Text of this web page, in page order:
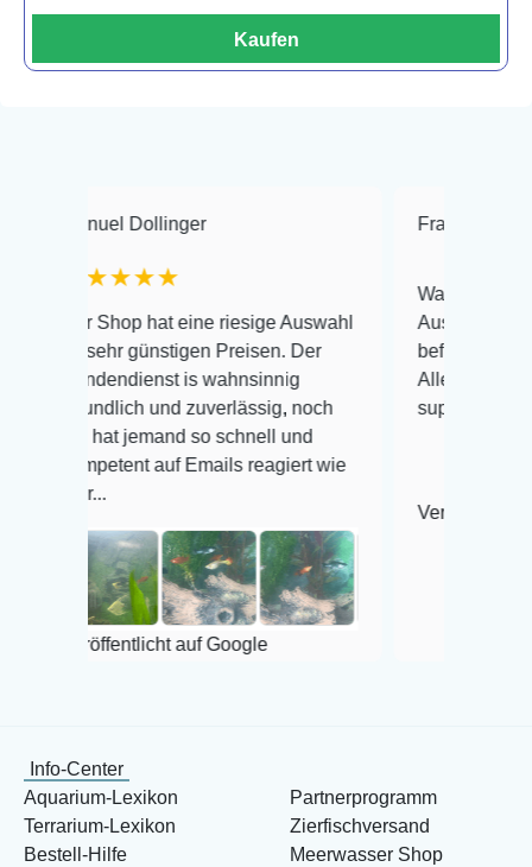
Kaufen
Dollinger
hat eine riesige Auswahl
günstigen Preisen. Der
is wahnsinnig
und zuverlässig, noch
jemand so schnell und
auf Emails reagiert wie
auf Google
Frank Hackmayer
Warenanlieferung Top und
Auswahl plus
befinden der Fische
Alles ist quick lebendig
super Zustand. Gerne
Veröffentlicht auf Google
Info-Center
Aquarium-Lexikon
Terrarium-Lexikon
Bestell-Hilfe
Partnerprogramm
Zierfischversand
Meerwasser Shop